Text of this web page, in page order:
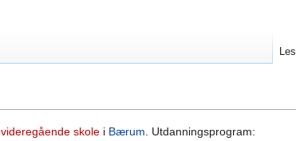
videregående skole i Bærum. Utdanningsprogram:
Les